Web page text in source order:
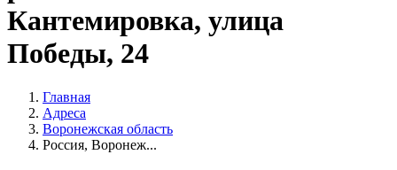
Кантемировка, улица
Победы, 24
Главная
Адреса
Воронежская область
Россия, Воронеж...